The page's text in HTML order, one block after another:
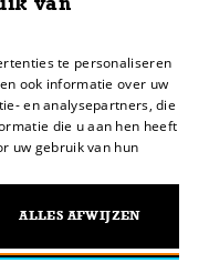
te personaliseren
ook informatie over uw
en analysepartners, die
die u aan hen heeft
uw gebruik van hun
ALLES AFWIJZEN